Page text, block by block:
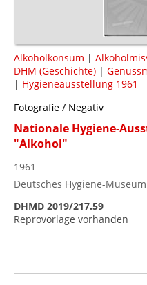
Alkoholkonsum |
DHM (Geschichte) |
| Hygieneausstellung 1961
Fotografie / Negativ
Nationale Hygiene-
"Alkohol"
1961
Deutsches Hygiene-Museum
DHMD 2019/217.59
Reprovorlage vorhanden